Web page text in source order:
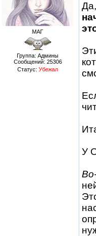
МАГ
Группа: Админы
Сообщений: 25306
Статус: Убежал
У